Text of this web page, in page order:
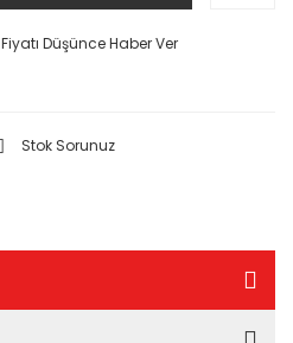
Fiyatı Düşünce Haber Ver
Stok Sorunuz